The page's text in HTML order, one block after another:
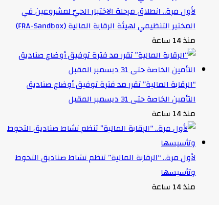
لأول مرة.. انطلاق مرحلة الاختبار الحيّ لمشروعين في
المختبر التنظيمي لهيئة الرقابة المالية (FRA-Sandbox)
منذ 14 ساعة
“الرقابة المالية” تقرر مد فترة توفيق أوضاع صناديق
التأمين الخاصة حتى 31 ديسمبر المقبل
منذ 14 ساعة
لأول مرة.. “الرقابة المالية” تنظم نشاط صناديق التحوط
وتأسيسها
منذ 14 ساعة